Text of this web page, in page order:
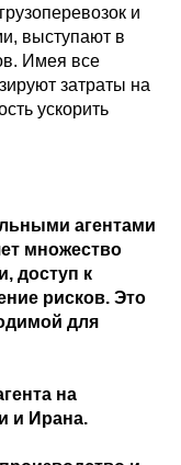
и
выступают в
Имея все
затраты на
ускорить
агентами
множество
доступ к
рисков. Это
для
на
и Ирана.